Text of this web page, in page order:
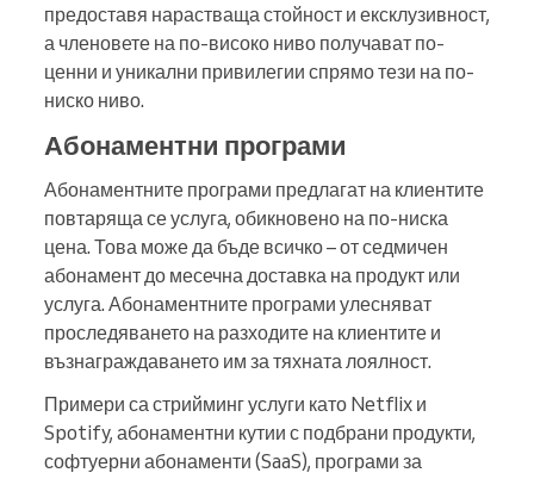
предоставя нарастваща стойност и ексклузивност,
а членовете на по-високо ниво получават по-
ценни и уникални привилегии спрямо тези на по-
ниско ниво.
Абонаментни програми
Абонаментните програми предлагат на клиентите
повтаряща се услуга, обикновено на по-ниска
цена. Това може да бъде всичко – от седмичен
абонамент до месечна доставка на продукт или
услуга. Абонаментните програми улесняват
проследяването на разходите на клиентите и
възнаграждаването им за тяхната лоялност.
Примери са стрийминг услуги като Netflix и
Spotify, абонаментни кутии с подбрани продукти,
софтуерни абонаменти (SaaS), програми за